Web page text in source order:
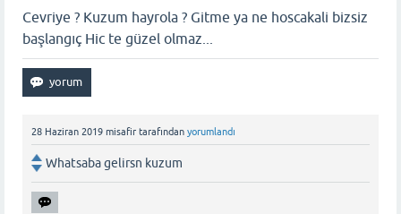
Cevriye ? Kuzum hayrola ? Gitme ya ne hoscakali bizsiz
başlangıç Hic te güzel olmaz...
28 Haziran 2019 misafir tarafından yorumlandı
Whatsaba gelirsn kuzum